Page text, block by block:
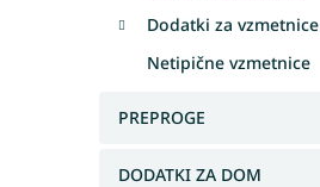
Dodatki za vzmetnice
Netipične vzmetnice
PREPROGE
DODATKI ZA DOM